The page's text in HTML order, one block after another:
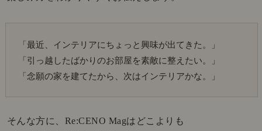
「最近、インテリアにちょっと興味が出てきた。」
「引っ越したばかりのお部屋を素敵に整えたい。」
「念願の家を建てたから、次はインテリアかな。」
そんな方に、Re:CENO Magはどこよりも